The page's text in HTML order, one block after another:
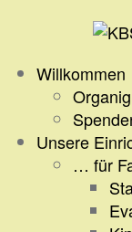
Willkommen
Unsere
… für